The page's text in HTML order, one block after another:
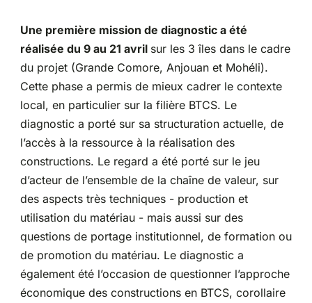
Une première mission de diagnostic a été
réalisée du 9 au 21 avril sur les 3 îles dans le cadre
du projet (Grande Comore, Anjouan et Mohéli).
Cette phase a permis de mieux cadrer le contexte
local, en particulier sur la filière BTCS. Le
diagnostic a porté sur sa structuration actuelle, de
l’accès à la ressource à la réalisation des
constructions. Le regard a été porté sur le jeu
d’acteur de l’ensemble de la chaîne de valeur, sur
des aspects très techniques - production et
utilisation du matériau - mais aussi sur des
questions de portage institutionnel, de formation ou
de promotion du matériau. Le diagnostic a
également été l’occasion de questionner l’approche
économique des constructions en BTCS, corollaire